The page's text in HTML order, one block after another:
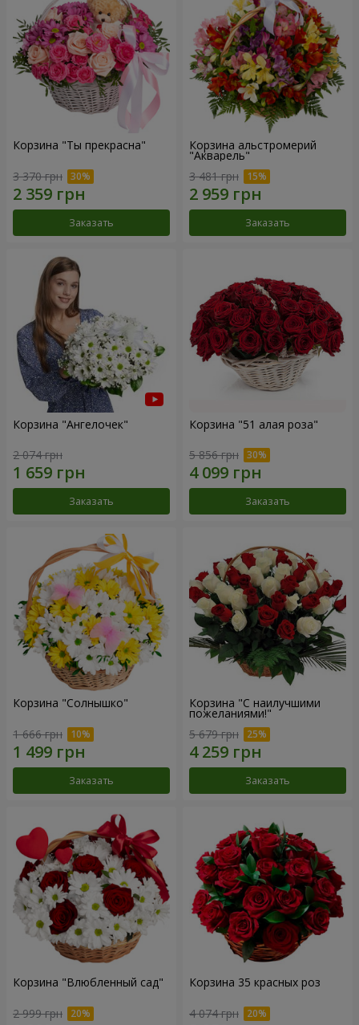
Корзина "Ты прекрасна"
3 370 грн
Заказать
Корзина альстромерий
"Акварель"
3 481 грн
Заказать
Корзина "Ангелочек"
2 074 грн
Заказать
Корзина "51 алая роза"
5 856 грн
Заказать
Корзина "Солнышко"
1 666 грн
Заказать
Корзина "С наилучшими
пожеланиями!"
5 679 грн
Заказать
Корзина "Влюбленный сад"
2 999 грн
Корзина 35 красных роз
4 074 грн